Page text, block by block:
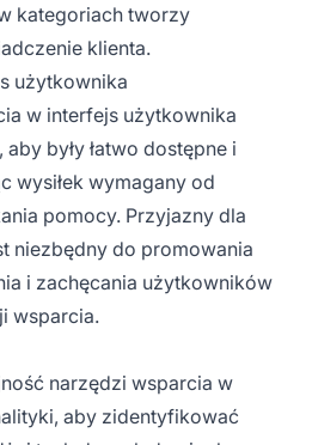
kategoriach tworzy
klienta.
użytkownika
w interfejs użytkownika
były łatwo dostępne i
wysiłek wymagany od
pomocy. Przyjazny dla
niezbędny do promowania
i zachęcania użytkowników
wsparcia.
narzędzi wsparcia w
aby zidentyfikować